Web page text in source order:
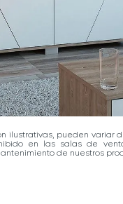
ilustrativas, pueden variar
en las salas de
de nuestros